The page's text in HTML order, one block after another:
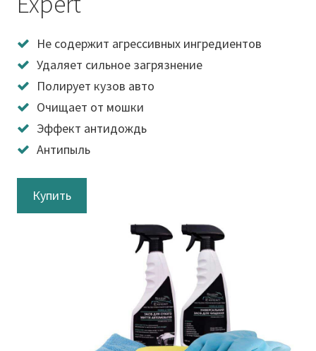
Не содержит агрессивных ингредиентов
Удаляет сильное загрязнение
Полирует кузов авто
Очищает от мошки
Эффект антидождь
Антипыль
Купить